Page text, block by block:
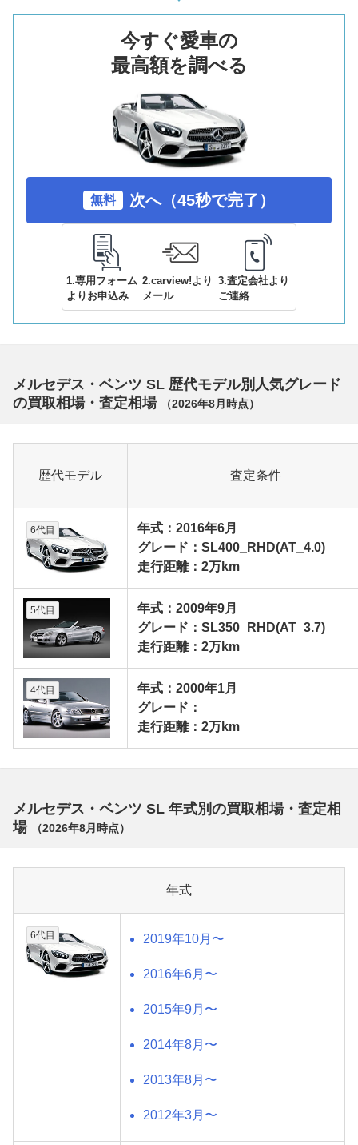
今すぐ愛車の
最高額を調べる
無料 次へ（45秒で完了）
1.専用フォーム
よりお申込み
2.carview!より
メール
3.査定会社より
ご連絡
メルセデス・ベンツ SL 歴代モデル別人気グレード
の買取相場・査定相場
（2026年8月 時点）
歴代モデル 査定条件
6代目
年式：2016年6月
グレード：SL400_RHD(AT_4.0)
走行距離：2万km
5代目
年式：2009年9月
グレード：SL350_RHD(AT_3.7)
走行距離：2万km
4代目
年式：2000年1月
グレード：
走行距離：2万km
メルセデス・ベンツ SL 年式別の買取相場・査定相
場
（2026年8月 時点）
年式
6代目 2019年10月〜
2016年6月〜
2015年9月〜
2014年8月〜
2013年8月〜
2012年3月〜